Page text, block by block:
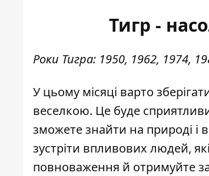
Тигр -
Роки Тигра: 1950, 1962, 1974,
У цьому місяці варто
веселкою. Це буде
зможете знайти на природі і
зустріти впливових людей,
повноваження й отримуйте